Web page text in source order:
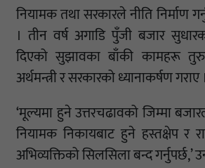
नियामक तथा सरकारले नीति निर्माण
। तीन वर्ष अगाडि पुँजी बजार
दिएको सुझावका बाँकी कामहरू
अर्थमन्त्री र सरकारको ध्यानाकर्षण गराए ।
‘मूल्यमा हुने उत्तरचढावको जिम्मा
नियामक निकायबाट हुने हस्तक्षेप र
अभिव्यक्तिको सिलसिला बन्द गर्नुपर्छ,’